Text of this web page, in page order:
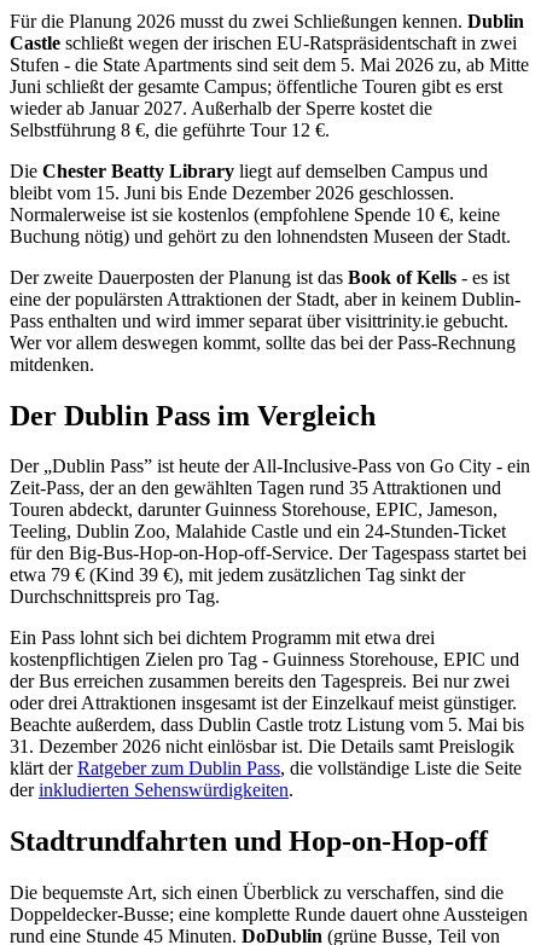
Für die Planung 2026 musst du zwei Schließungen kennen. Dublin
Castle schließt wegen der irischen EU-Ratspräsidentschaft in zwei
Stufen - die State Apartments sind seit dem 5. Mai 2026 zu, ab Mitte
Juni schließt der gesamte Campus; öffentliche Touren gibt es erst
wieder ab Januar 2027. Außerhalb der Sperre kostet die
Selbstführung 8 €, die geführte Tour 12 €.
Die Chester Beatty Library liegt auf demselben Campus und
bleibt vom 15. Juni bis Ende Dezember 2026 geschlossen.
Normalerweise ist sie kostenlos (empfohlene Spende 10 €, keine
Buchung nötig) und gehört zu den lohnendsten Museen der Stadt.
Der zweite Dauerposten der Planung ist das Book of Kells - es ist
eine der populärsten Attraktionen der Stadt, aber in keinem Dublin-
Pass enthalten und wird immer separat über visittrinity.ie gebucht.
Wer vor allem deswegen kommt, sollte das bei der Pass-Rechnung
mitdenken.
Der Dublin Pass im Vergleich
Der „Dublin Pass” ist heute der All-Inclusive-Pass von Go City - ein
Zeit-Pass, der an den gewählten Tagen rund 35 Attraktionen und
Touren abdeckt, darunter Guinness Storehouse, EPIC, Jameson,
Teeling, Dublin Zoo, Malahide Castle und ein 24-Stunden-Ticket
für den Big-Bus-Hop-on-Hop-off-Service. Der Tagespass startet bei
etwa 79 € (Kind 39 €), mit jedem zusätzlichen Tag sinkt der
Durchschnittspreis pro Tag.
Ein Pass lohnt sich bei dichtem Programm mit etwa drei
kostenpflichtigen Zielen pro Tag - Guinness Storehouse, EPIC und
der Bus erreichen zusammen bereits den Tagespreis. Bei nur zwei
oder drei Attraktionen insgesamt ist der Einzelkauf meist günstiger.
Beachte außerdem, dass Dublin Castle trotz Listung vom 5. Mai bis
31. Dezember 2026 nicht einlösbar ist. Die Details samt Preislogik
klärt derRatgeber zum Dublin Pass, die vollständige Liste die Seite
derinkludierten Sehenswürdigkeiten.
Stadtrundfahrten und Hop-on-Hop-off
Die bequemste Art, sich einen Überblick zu verschaffen, sind die
Doppeldecker-Busse; eine komplette Runde dauert ohne Aussteigen
rund eine Stunde 45 Minuten. DoDublin (grüne Busse, Teil von